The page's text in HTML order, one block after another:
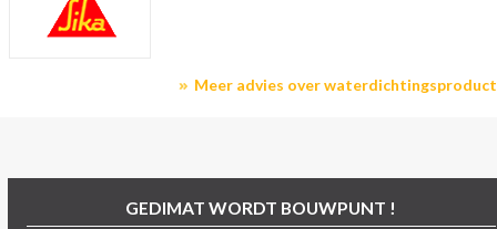
Meer advies over
GEDIMAT WORDT BOUWPUNT !